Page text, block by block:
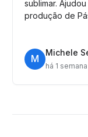
sublimar.
produção de
M
Michele
há 1 semana